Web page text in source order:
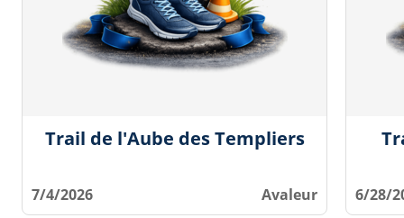
Trail de l'Aube des Templiers
7/4/2026 Avaleur 6/28/